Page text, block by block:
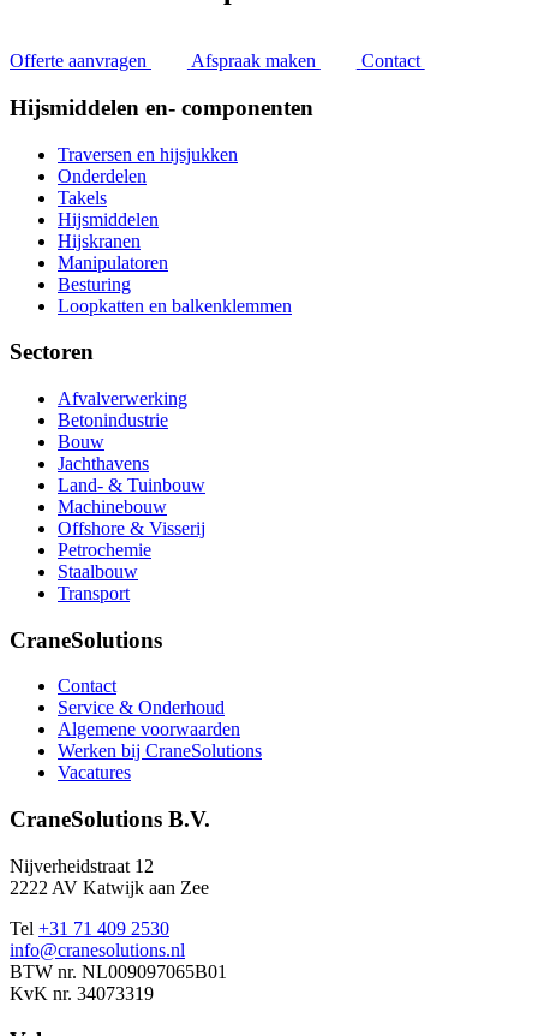
Offerte aanvragen Afspraak maken Contact
Hijsmiddelen en- componenten
Traversen en hijsjukken
Onderdelen
Takels
Hijsmiddelen
Hijskranen
Manipulatoren
Besturing
Loopkatten en balkenklemmen
Sectoren
Afvalverwerking
Betonindustrie
Bouw
Jachthavens
Land- & Tuinbouw
Machinebouw
Offshore & Visserij
Petrochemie
Staalbouw
Transport
CraneSolutions
Contact
Service & Onderhoud
Algemene voorwaarden
Werken bij CraneSolutions
Vacatures
CraneSolutions B.V.
Nijverheidstraat 12
2222 AV Katwijk aan Zee
Tel +31 71 409 2530
info@cranesolutions.nl
BTW nr. NL009097065B01
KvK nr. 34073319